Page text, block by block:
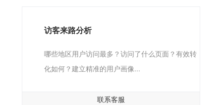
访客来路分析
哪些地区用户访问最多？访问了什么页面？有效转
化如何？建立精准的用户画像...
联系客服